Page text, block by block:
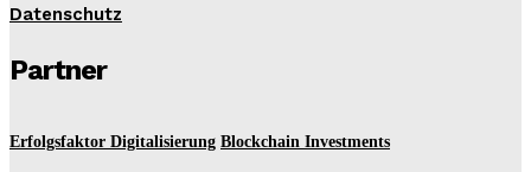
Datenschutz
Partner
Erfolgsfaktor Digitalisierung Blockchain Investments